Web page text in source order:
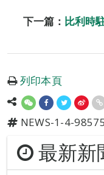
下一篇： 比利時
列印本頁
NEWS-1-4-
最新新